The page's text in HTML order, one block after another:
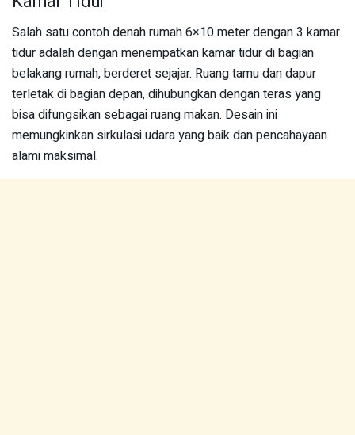
Salah satu contoh denah rumah 6×10 meter dengan 3 kamar
tidur adalah dengan menempatkan kamar tidur di bagian
belakang rumah, berderet sejajar. Ruang tamu dan dapur
terletak di bagian depan, dihubungkan dengan teras yang
bisa difungsikan sebagai ruang makan. Desain ini
memungkinkan sirkulasi udara yang baik dan pencahayaan
alami maksimal.